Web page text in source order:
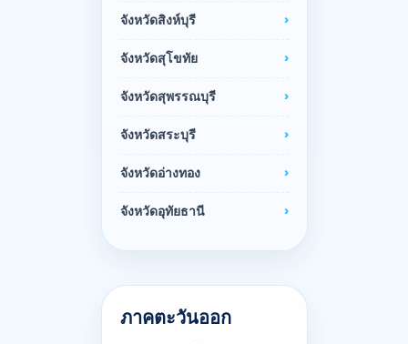
จังหวัดสิงห์บุรี
จังหวัดสุโขทัย
จังหวัดสุพรรณบุรี
จังหวัดสระบุรี
จังหวัดอ่างทอง
จังหวัดอุทัยธานี
ภาคตะวันออก